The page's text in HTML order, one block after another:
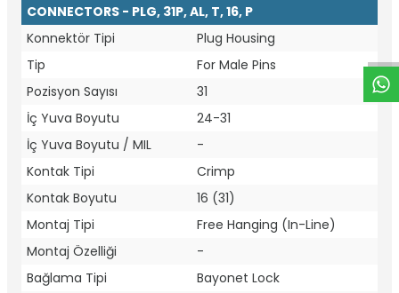
W
h
t
a
p
p
D
e
s
e
H
a
t
t
CONNECTORS - PLG, 31P, AL, T, 16, P
Konnektör Tipi
Plug Housing
Tip
For Male Pins
Pozisyon Sayısı
31
İç Yuva Boyutu
24-31
İç Yuva Boyutu / MIL
-
Kontak Tipi
Crimp
Kontak Boyutu
16 (31)
Montaj Tipi
Free Hanging (In-Line)
Montaj Özelliği
-
Bağlama Tipi
Bayonet Lock